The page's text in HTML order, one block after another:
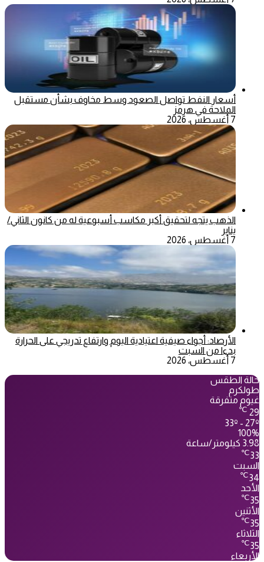
أسعار النفط تواصل الصعود وسط مخاوف بشأن مستقبل
الملاحة في هرمز
7 أغسطس، 2026
الذهب يتجه لتحقيق أكبر مكاسب أسبوعية له من كانون الثاني/
يناير
7 أغسطس، 2026
الأرصاد: أجواء صيفية اعتيادية اليوم وارتفاع تدريجي على الحرارة
بدءا من السبت
7 أغسطس، 2026
حالة الطقس
طولكرم
غيوم متفرقة
29
℃
33º - 27º
100%
3.98 كيلومتر/ساعة
33
℃
السبت
34
℃
الأحد
35
℃
الأثنين
35
℃
الثلاثاء
35
℃
الأربعاء